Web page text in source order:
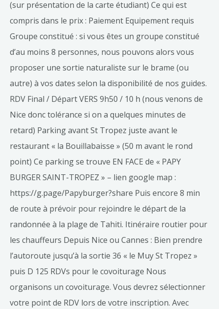
(sur présentation de la carte étudiant) Ce qui est
compris dans le prix : Paiement Equipement requis
Groupe constitué : si vous êtes un groupe constitué
d’au moins 8 personnes, nous pouvons alors vous
proposer une sortie naturaliste sur le brame (ou
autre) à vos dates selon la disponibilité de nos guides.
RDV Final / Départ VERS 9h50 / 10 h (nous venons de
Nice donc tolérance si on a quelques minutes de
retard) Parking avant St Tropez juste avant le
restaurant « la Bouillabaisse » (50 m avant le rond
point) Ce parking se trouve EN FACE de « PAPY
BURGER SAINT-TROPEZ » – lien google map :
https://g.page/Papyburger?share Puis encore 8 min
de route à prévoir pour rejoindre le départ de la
randonnée à la plage de Tahiti. Itinéraire routier pour
les chauffeurs Depuis Nice ou Cannes : Bien prendre
l’autoroute jusqu’à la sortie 36 « le Muy St Tropez »
puis D 125 RDVs pour le covoiturage Nous
organisons un covoiturage. Vous devrez sélectionner
votre point de RDV lors de votre inscription. Avec